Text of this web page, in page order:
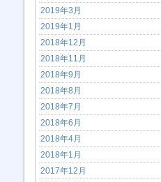
2019年3月
2019年1月
2018年12月
2018年11月
2018年9月
2018年8月
2018年7月
2018年6月
2018年4月
2018年1月
2017年12月